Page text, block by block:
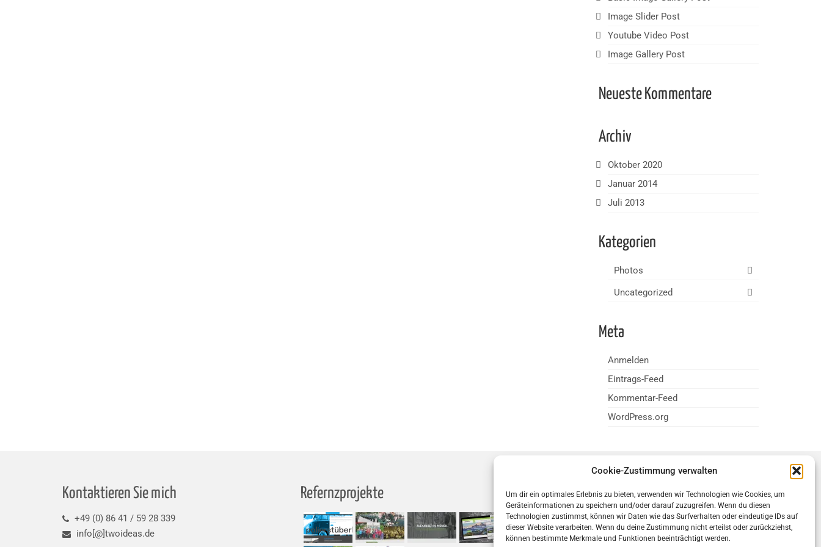
Cookie-Zustimmung verwalten
Um dir ein optimales Erlebnis zu bieten, verwenden wir Technologien wie Cookies, um
Geräteinformationen zu speichern und/oder darauf zuzugreifen. Wenn du diesen
Technologien zustimmst, können wir Daten wie das Surfverhalten oder eindeutige IDs auf
dieser Website verarbeiten. Wenn du deine Zustimmung nicht erteilst oder zurückziehst,
können bestimmte Merkmale und Funktionen beeinträchtigt werden.
Image Slider Post
Youtube Video Post
Image Gallery Post
Neueste Kommentare
Archiv
Oktober 2020
Januar 2014
Juli 2013
Kategorien
Photos
Uncategorized
Meta
Anmelden
Eintrags-Feed
Kommentar-Feed
WordPress.org
Kontaktieren Sie mich
+49 (0) 86 41 / 59 28 339
info[@]twoideas.de
Refernzprojekte Social